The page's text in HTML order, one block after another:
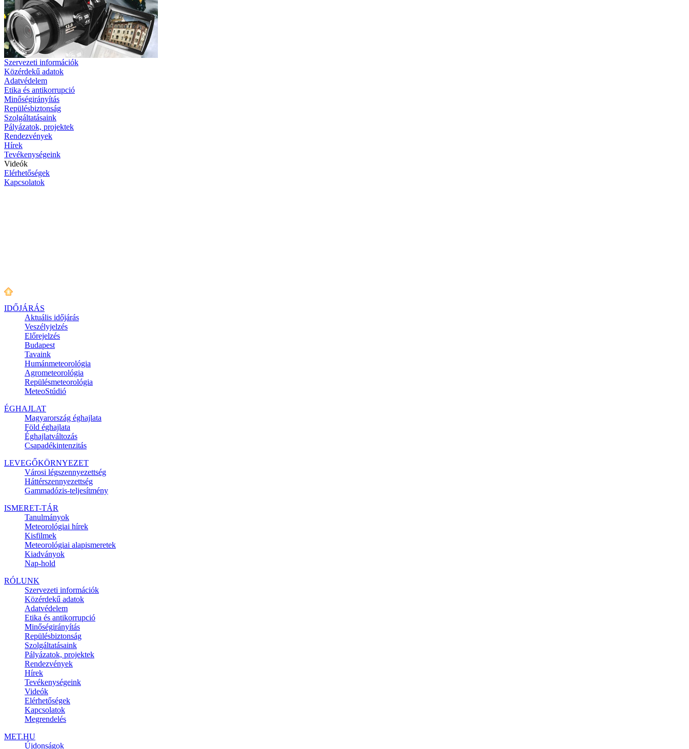
Szervezeti információk
Közérdekű adatok
Adatvédelem
Etika és antikorrupció
Minőségirányítás
Repülésbiztonság
Szolgáltatásaink
Pályázatok, projektek
Rendezvények
Hírek
Tevékenységeink
Videók
Elérhetőségek
Kapcsolatok
IDŐJÁRÁS
Aktuális időjárás
Veszélyjelzés
Előrejelzés
Budapest
Tavaink
Humánmeteorológia
Agrometeorológia
Repülésmeteorológia
MeteoStúdió
ÉGHAJLAT
Magyarország éghajlata
Föld éghajlata
Éghajlatváltozás
Csapadékintenzitás
LEVEGŐKÖRNYEZET
Városi légszennyezettség
Háttérszennyezettség
Gammadózis-teljesítmény
ISMERET-TÁR
Tanulmányok
Meteorológiai hírek
Kisfilmek
Meteorológiai alapismeretek
Kiadványok
Nap-hold
RÓLUNK
Szervezeti információk
Közérdekű adatok
Adatvédelem
Etika és antikorrupció
Minőségirányítás
Repülésbiztonság
Szolgáltatásaink
Pályázatok, projektek
Rendezvények
Hírek
Tevékenységeink
Videók
Elérhetőségek
Kapcsolatok
Megrendelés
MET.HU
Újdonságok